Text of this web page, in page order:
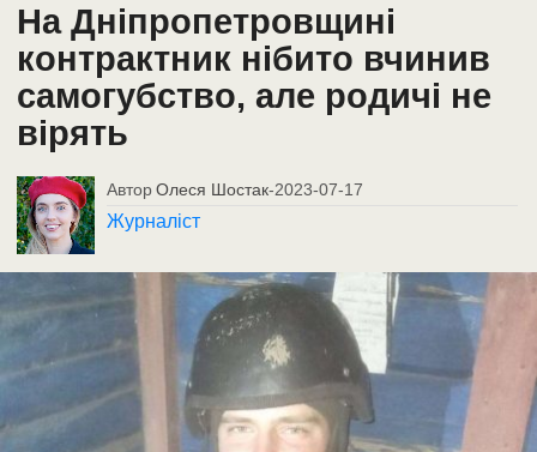
На Дніпропетровщині
контрактник нібито вчинив
самогубство, але родичі не
вірять
Автор Олеся Шостак-2023-07-17
Журналіст